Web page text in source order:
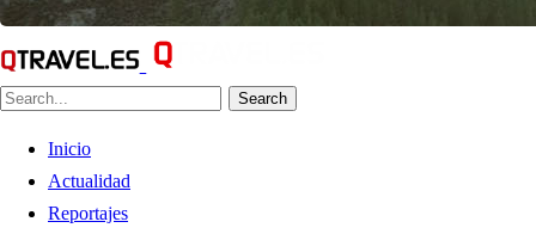
Search
Inicio
Actualidad
Reportajes